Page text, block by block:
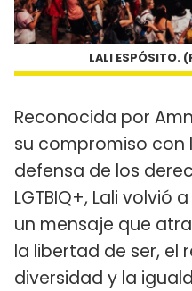
LALI ESPÓSITO.
Reconocida por
su compromiso con
defensa de los
LGTBIQ+, Lali volvió
un mensaje que
la libertad de ser, el
diversidad y la